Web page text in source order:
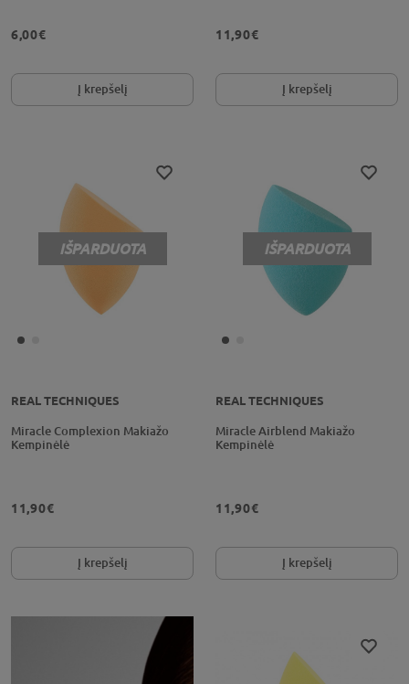
6,00€
Į krepšelį
11,90€
Į krepšelį
IŠPARDUOTA
REAL TECHNIQUES
Miracle Complexion Makiažo
Kempinėlė
11,90€
Į krepšelį
IŠPARDUOTA
REAL TECHNIQUES
Miracle Airblend Makiažo
Kempinėlė
11,90€
Į krepšelį